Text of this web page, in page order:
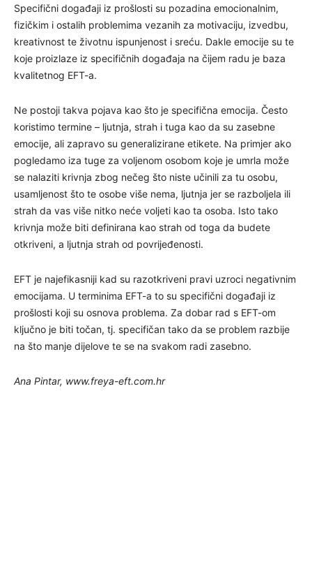
Specifični događaji iz prošlosti su pozadina emocionalnim,
fizičkim i ostalih problemima vezanih za motivaciju, izvedbu,
kreativnost te životnu ispunjenost i sreću. Dakle emocije su te
koje proizlaze iz specifičnih događaja na čijem radu je baza
kvalitetnog EFT-a.
Ne postoji takva pojava kao što je specifična emocija. Često
koristimo termine – ljutnja, strah i tuga kao da su zasebne
emocije, ali zapravo su generalizirane etikete. Na primjer ako
pogledamo iza tuge za voljenom osobom koje je umrla može
se nalaziti krivnja zbog nečeg što niste učinili za tu osobu,
usamljenost što te osobe više nema, ljutnja jer se razboljela ili
strah da vas više nitko neće voljeti kao ta osoba. Isto tako
krivnja može biti definirana kao strah od toga da budete
otkriveni, a ljutnja strah od povrijeđenosti.
EFT je najefikasniji kad su razotkriveni pravi uzroci negativnim
emocijama. U terminima EFT-a to su specifični događaji iz
prošlosti koji su osnova problema. Za dobar rad s EFT-om
ključno je biti točan, tj. specifičan tako da se problem razbije
na što manje dijelove te se na svakom radi zasebno.
Ana Pintar, www.freya-eft.com.hr